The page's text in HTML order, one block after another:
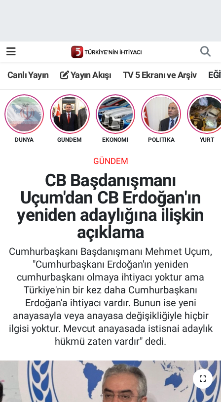
Canlı Yayın Yayın Akışı TV 5 Ekranı ve Arşiv
DÜNYA GÜNDEM EKONOMİ POLİTİKA YURT
GÜNDEM
CB Başdanışmanı
Uçum'dan CB Erdoğan'ın
yeniden adaylığına ilişkin
açıklama
Cumhurbaşkanı Başdanışmanı Mehmet Uçum,
"Cumhurbaşkanı Erdoğan'ın yeniden
cumhurbaşkanı olmaya ihtiyacı yoktur ama
Türkiye'nin bir kez daha Cumhurbaşkanı
Erdoğan'a ihtiyacı vardır. Bunun ise yeni
anayasayla veya anayasa değişikliğiyle hiçbir
ilgisi yoktur. Mevcut anayasada istisnai adaylık
hükmü zaten vardır" dedi.
TV 5 Ekranı ve Arşiv